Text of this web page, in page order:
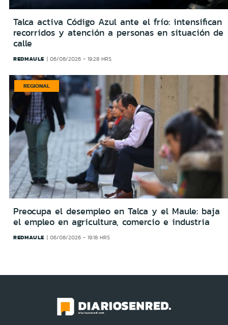
Talca activa Código Azul ante el frío: intensifican
recorridos y atención a personas en situación de
calle
REDMAULE 06/08/2026 - 19:28 HRS
REGIONAL
Preocupa el desempleo en Talca y el Maule: baja
el empleo en agricultura, comercio e industria
REDMAULE 06/08/2026 - 19:18 HRS